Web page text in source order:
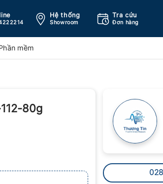
Hệ thống
Showroom
Tra cứu
Đơn hàng
mềm
80g